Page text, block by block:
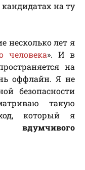
на ту
несколько лет я
человека». И в
на
оффлайн. Я не
безопасности
такую
который я
вдумчивого